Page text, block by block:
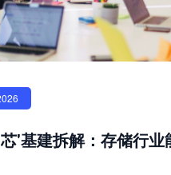
'基建拆解：存储行业